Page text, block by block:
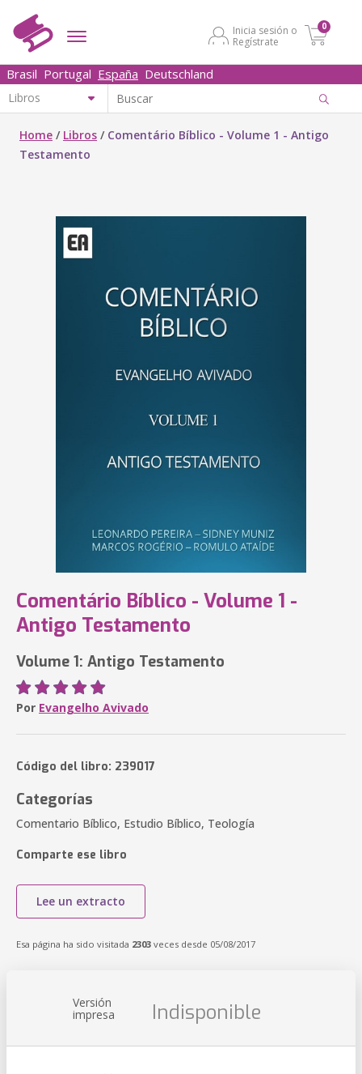
Inicia sesión o
Regístrate
0
Brasil Portugal España Deutschland
Home / Libros / Comentário Bíblico - Volume 1 - Antigo
Testamento
Comentário Bíblico - Volume 1 -
Antigo Testamento
Volume 1: Antigo Testamento
Por Evangelho Avivado
Código del libro: 239017
Categorías
Comentario Bíblico, Estudio Bíblico, Teología
Comparte ese libro
Lee un extracto
Esa página ha sido visitada 2303 veces desde 05/08/2017
Versión
impresa Indisponible